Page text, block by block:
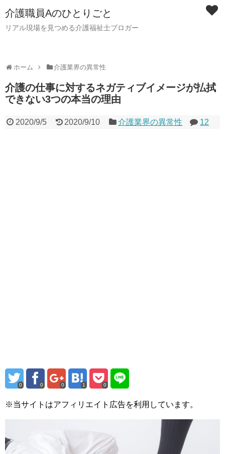
介護職員Aのひとりごと
リアル現場を見つめる介護福祉士ブロガー
ホーム 介護業界の異常性
介護の仕事に対するネガティブイメージが払拭
できない3つの本当の理由
2020/9/5 2020/9/10 介護業界の異常性 12
0 0 0 1 0
※当サイトはアフィリエイト広告を利用しています。